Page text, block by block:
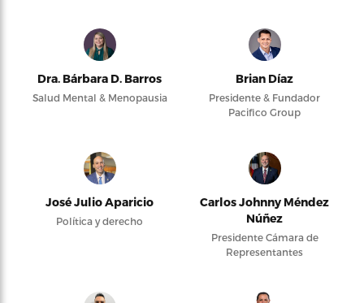
Dra. Bárbara D. Barros
Salud Mental & Menopausia
Brian Díaz
Presidente & Fundador
Pacifico Group
José Julio Aparicio
Política y derecho
Carlos Johnny Méndez
Núñez
Presidente Cámara de
Representantes